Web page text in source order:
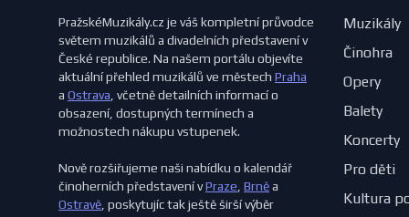
PražskéMuzikály.cz je váš kompletní průvodce
světem muzikálů a divadelních představení v
České republice. Na našem portálu objevíte
aktuální přehled muzikálů ve městech Praha
a Ostrava, včetně detailních informací o
obsazení, dostupných termínech a
možnostech nákupu vstupenek.
Nově rozšiřujeme naši nabídku o kalendář
činoherních představení vPraze, Brněa
Ostravě, poskytujíc tak ještě širší výběr
Muzikály
Činohra
Opery
Balety
Koncerty
Pro děti
Kultura